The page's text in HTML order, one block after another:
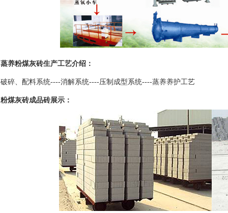
蒸养粉煤灰砖生产工艺介绍：
破碎、配料系统----消解系统----压制成型系统----蒸养养护工艺
粉煤灰砖成品砖展示：